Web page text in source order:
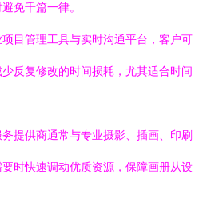
免千篇一律。
目管理工具与实时沟通平台，客户可
反复修改的时间损耗，尤其适合时间
务提供商通常与专业摄影、插画、印刷
时快速调动优质资源，保障画册从设